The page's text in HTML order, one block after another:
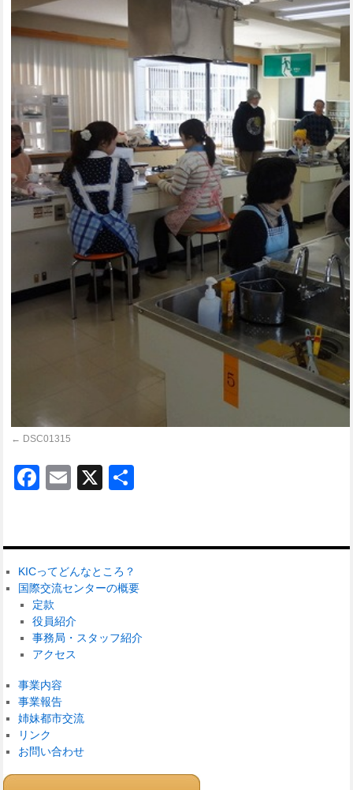
DSC01315
Facebook
Email
X
KICってどんなところ？
国際交流センターの概要
定款
役員紹介
事務局・スタッフ紹介
アクセス
事業内容
事業報告
姉妹都市交流
リンク
お問い合わせ